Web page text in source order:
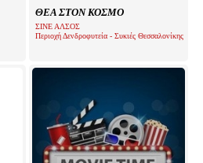
ΘΕΑ ΣΤΟΝ ΚΟΣΜΟ
ΣΙΝΕ ΑΛΣΟΣ
Περιοχή Δενδροφυτεία - Συκιές Θεσσαλονίκης